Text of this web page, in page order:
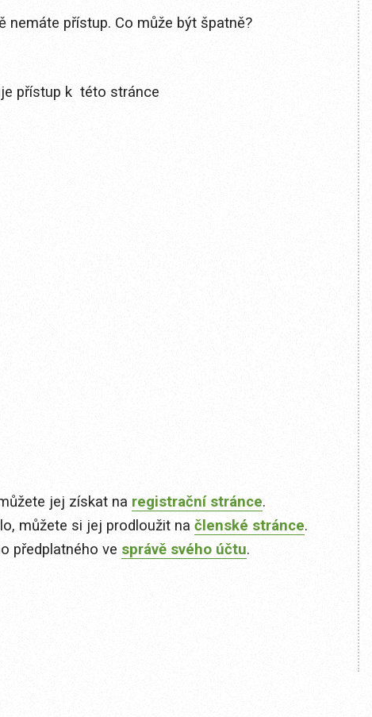
nemáte přístup. Co může být špatně?
přístup k této stránce
jej získat na registrační stránce.
můžete si jej prodloužit na členské stránce.
předplatného ve správě svého účtu.